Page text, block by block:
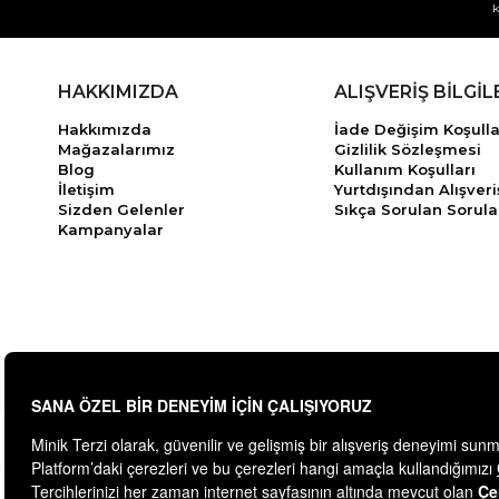
HAKKIMIZDA
Hakkımızda
Mağazalarımız
Blog
İletişim
Sizden Gelenler
Kampanyalar
ALIŞVERİŞ
İade Değişim
Gizlilik Sözleşmesi
Kullanım Koşulları
Yurtdışından
Sıkça Sorulan